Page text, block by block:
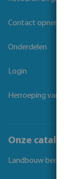
Contact opnemen
Onderdelen
Login
Herroeping van
Onze catalogi
Landbouw